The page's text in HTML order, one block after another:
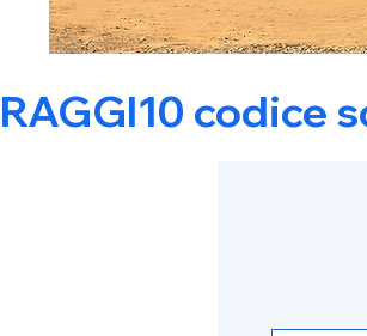
RAGGI10 codice